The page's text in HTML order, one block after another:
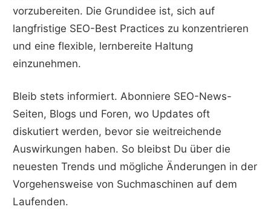
vorzubereiten. Die Grundidee ist, sich auf
langfristige SEO-Best Practices zu konzentrieren
und eine flexible, lernbereite Haltung
einzunehmen.
Bleib stets informiert. Abonniere SEO-News-
Seiten, Blogs und Foren, wo Updates oft
diskutiert werden, bevor sie weitreichende
Auswirkungen haben. So bleibst Du über die
neuesten Trends und mögliche Änderungen in der
Vorgehensweise von Suchmaschinen auf dem
Laufenden.